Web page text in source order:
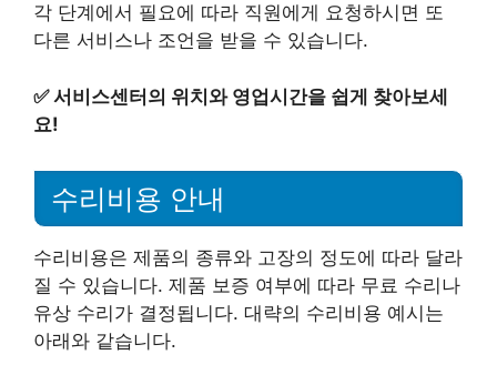
각 단계에서 필요에 따라 직원에게 요청하시면 또
다른 서비스나 조언을 받을 수 있습니다.
✅서비스센터의 위치와 영업시간을 쉽게 찾아보세
요!
수리비용 안내
수리비용은 제품의 종류와 고장의 정도에 따라 달라
질 수 있습니다. 제품 보증 여부에 따라 무료 수리나
유상 수리가 결정됩니다. 대략의 수리비용 예시는
아래와 같습니다.